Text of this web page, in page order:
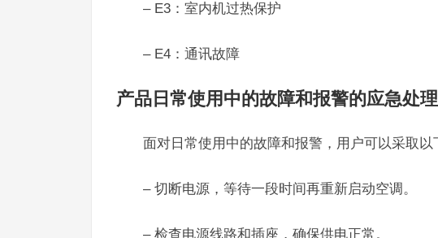
– E3：室内机过热保护
– E4：通讯故障
产品日常使用中的故障和报警的应急处
面对日常使用中的故障和报警，用户可以采取以
– 切断电源，等待一段时间再重新启动空调。
– 检查电源线路和插座，确保供电正常。